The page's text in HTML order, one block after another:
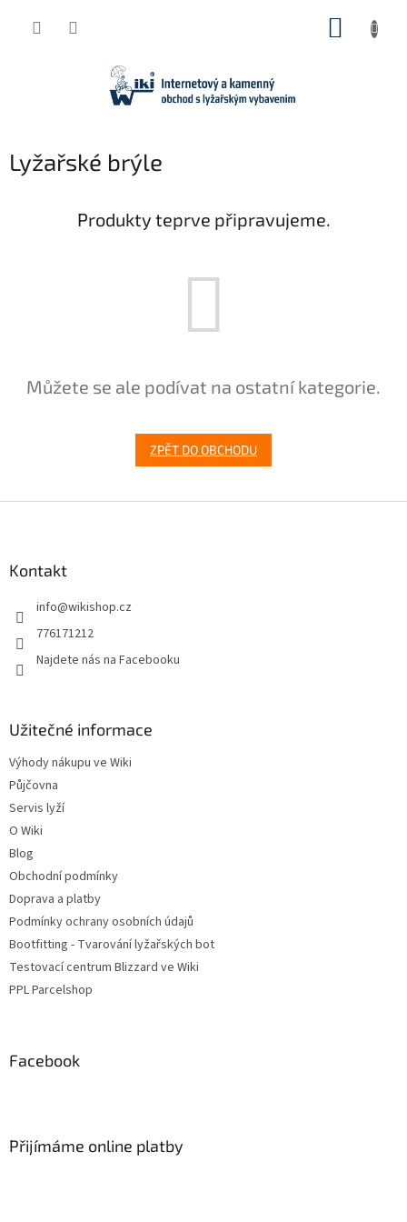
Lyžařské brýle
Produkty teprve připravujeme.
Můžete se ale podívat na ostatní kategorie.
ZPĚT DO OBCHODU
Kontakt
info@wikishop.cz
776171212
Najdete nás na Facebooku
Užitečné informace
Výhody nákupu ve Wiki
Půjčovna
Servis lyží
O Wiki
Blog
Obchodní podmínky
Doprava a platby
Podmínky ochrany osobních údajů
Bootfitting - Tvarování lyžařských bot
Testovací centrum Blizzard ve Wiki
PPL Parcelshop
Facebook
Přijímáme online platby